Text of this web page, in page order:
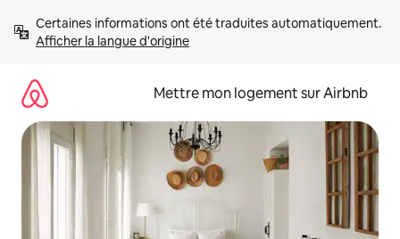
directement
Afficher la langue d'origine
Mettre mon logement sur Airbnb